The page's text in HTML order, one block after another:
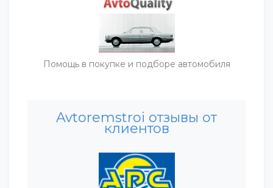
Помощь в покупке и подборе автомобиля
Avtoremstroi отзывы от
клиентов